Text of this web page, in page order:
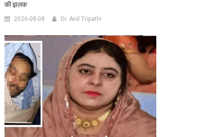
की झलक
2026-08-08 Dr. Anil Tripathi